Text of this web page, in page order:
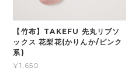
【竹布】TAKEFU 先丸リブソ
ックス 花梨花(かりんか/ピンク
系)
¥1,650